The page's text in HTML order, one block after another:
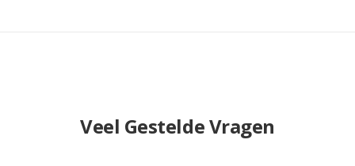
Veel Gestelde Vragen